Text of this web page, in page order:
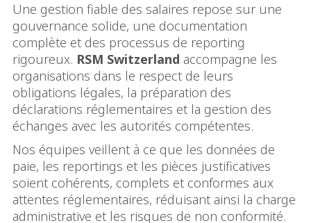
Une gestion fiable des salaires repose sur une
gouvernance solide, une documentation
complète et des processus de reporting
rigoureux. RSM Switzerland accompagne les
organisations dans le respect de leurs
obligations légales, la préparation des
déclarations réglementaires et la gestion des
échanges avec les autorités compétentes.
Nos équipes veillent à ce que les données de
paie, les reportings et les pièces justificatives
soient cohérents, complets et conformes aux
attentes réglementaires, réduisant ainsi la charge
administrative et les risques de non conformité.